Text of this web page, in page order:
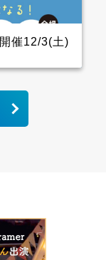
に上手に配
催12/3(土)
完成見学
分市宮河内
ルまたは郵
グ スタイリ
はＷ2600の
内装建具が